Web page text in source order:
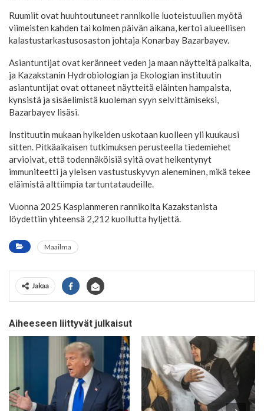
Ruumiit ovat huuhtoutuneet rannikolle luoteistuulien myötä
viimeisten kahden tai kolmen päivän aikana, kertoi alueellisen
kalastustarkastusosaston johtaja Konarbay Bazarbayev.
Asiantuntijat ovat keränneet veden ja maan näytteitä paikalta,
ja Kazakstanin Hydrobiologian ja Ekologian instituutin
asiantuntijat ovat ottaneet näytteitä eläinten hampaista,
kynsistä ja sisäelimistä kuoleman syyn selvittämiseksi,
Bazarbayev lisäsi.
Instituutin mukaan hylkeiden uskotaan kuolleen yli kuukausi
sitten. Pitkäaikaisen tutkimuksen perusteella tiedemiehet
arvioivat, että todennäköisiä syitä ovat heikentynyt
immuniteetti ja yleisen vastustuskyvyn aleneminen, mikä tekee
eläimistä alttiimpia tartuntataudeille.
Vuonna 2025 Kaspianmeren rannikolta Kazakstanista
löydettiin yhteensä 2,212 kuollutta hyljettä.
Maailma
Jakaa
Aiheeseen liittyvät julkaisut